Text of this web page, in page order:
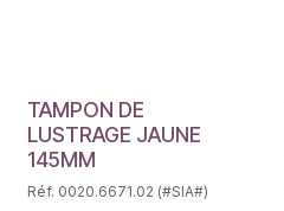
TAMPON DE
LUSTRAGE JAUNE
145MM
Réf. 0020.6671.02 (#SIA#)